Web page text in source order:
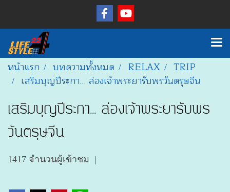
หน้าแรก บทความทั้งหมด RELAX
TRIP
เสริมบุญปีระกา... ล่องเจ้าพระยารับพรวันตรุษจีน
เสริมบุญปีระกา... ล่องเจ้าพระยารับพร
วันตรุษจีน
1417 จำนวนผู้เข้าชม |